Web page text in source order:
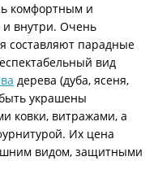
комфортным и
и внутри. Очень
составляют парадные
вид
дерева (дуба, ясеня,
украшены
ковки, витражами, а
Их цена
видом, защитными